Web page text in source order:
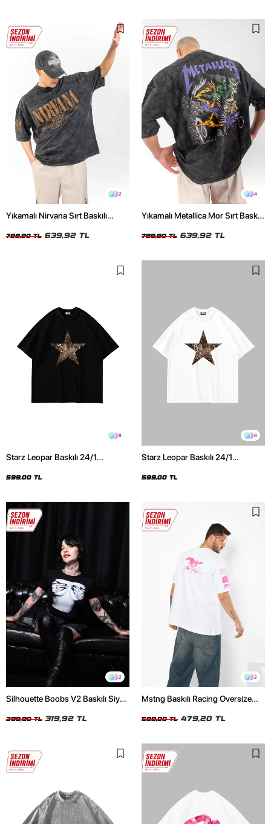
2
Yıkamalı Nirvana Sırt Baskılı
799,90 TL 639,92 TL
4
Yıkamalı Metallica Mor Sırt Baskılı
799,90 TL 639,92 TL
8
Starz Leopar Baskılı 24/1
599,00 TL
8
Starz Leopar Baskılı 24/1
599,00 TL
2
Silhouette Boobs V2 Baskılı Siyah
399,90 TL 319,92 TL
2
Mstng Baskılı Racing Oversize
599,00 TL 479,20 TL